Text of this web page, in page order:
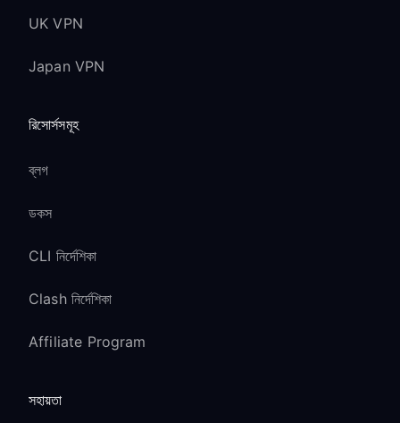
UK VPN
Japan VPN
রিসোর্সসমূহ
ব্লগ
ডকস
CLI নির্দেশিকা
Clash নির্দেশিকা
Affiliate Program
সহায়তা